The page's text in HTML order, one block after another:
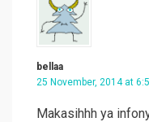
bellaa
25 November, 2014 at
Makasihhh ya